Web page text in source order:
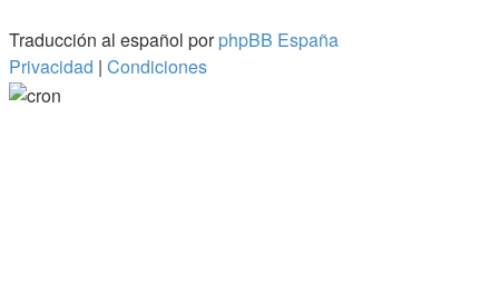
Traducción al español porphpBB España
Privacidad | Condiciones